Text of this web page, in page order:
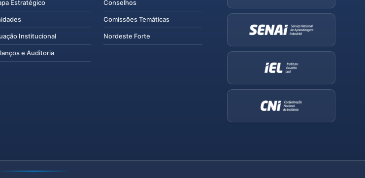
Estratégico
Institucional
e Auditoria
Conselhos
Comissões Temáticas
Nordeste Forte